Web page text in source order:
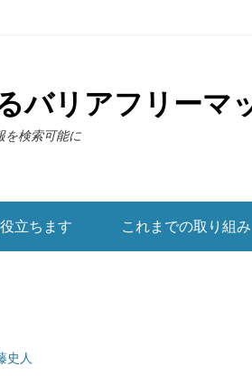
バリアフリーマ
を検索可能に
立ちます これまでの取り組み
史人